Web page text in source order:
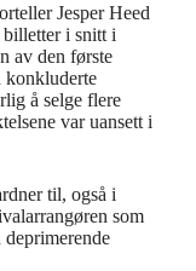
Jesper Heed
i snitt i
av den første
konkluderte
å selge flere
var uansett i
til, også i
som